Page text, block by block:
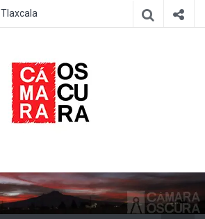
Tlaxcala
Cámara
Oscura